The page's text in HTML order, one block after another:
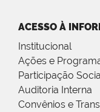
ACESSO À
Institucional
Ações e
Participação
Auditoria Interna
Convênios e